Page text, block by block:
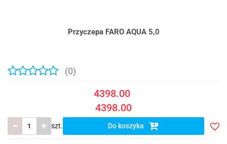
Przyczepa FARO AQUA 5,0
(0)
4398.00
4398.00
szt. Do koszyka